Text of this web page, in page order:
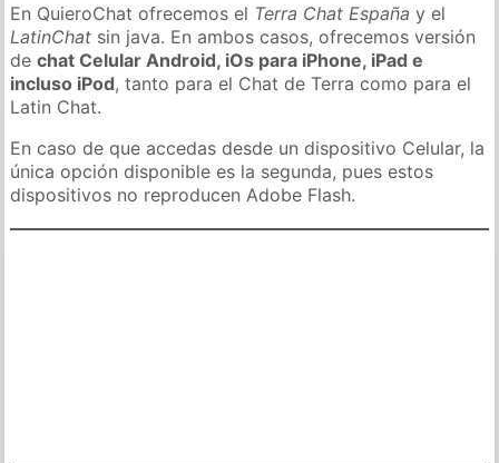
En QuieroChat ofrecemos el Terra Chat España y el
LatinChat sin java. En ambos casos, ofrecemos versión
dechat Celular Android, iOs para iPhone, iPad e
incluso iPod, tanto para el Chat de Terra como para el
Latin Chat.
En caso de que accedas desde un dispositivo Celular, la
única opción disponible es la segunda, pues estos
dispositivos no reproducen Adobe Flash.